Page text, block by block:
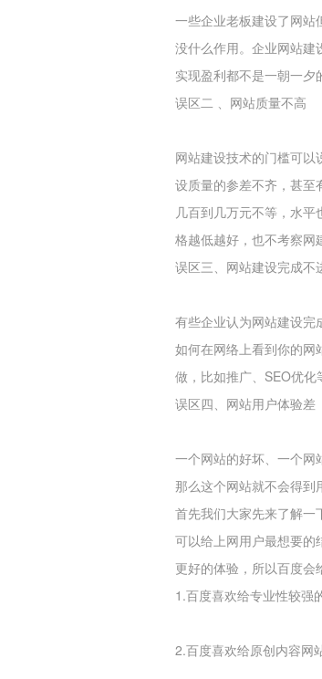
一些企业老板建设了网站
没什么作用。企业网站建
实现盈利都不是一朝一夕
误区二 、网站质量不高
网站建设技术的门槛可
设质量的参差不齐，甚至
几百到几万元不等，水
格越低越好，也不考察网
误区三、网站建设完成不
有些企业认为网站建设完
如何在网络上看到你的网
做，比如推广、SEO优化
误区四、网站用户体验差
一个网站的好坏、一个网
那么这个网站就不会得到
首先我们大家先来了解一
可以给上网用户最想要的
更好的体验，所以百度会
1.百度喜欢给专业性较强
2.百度喜欢给原创内容网